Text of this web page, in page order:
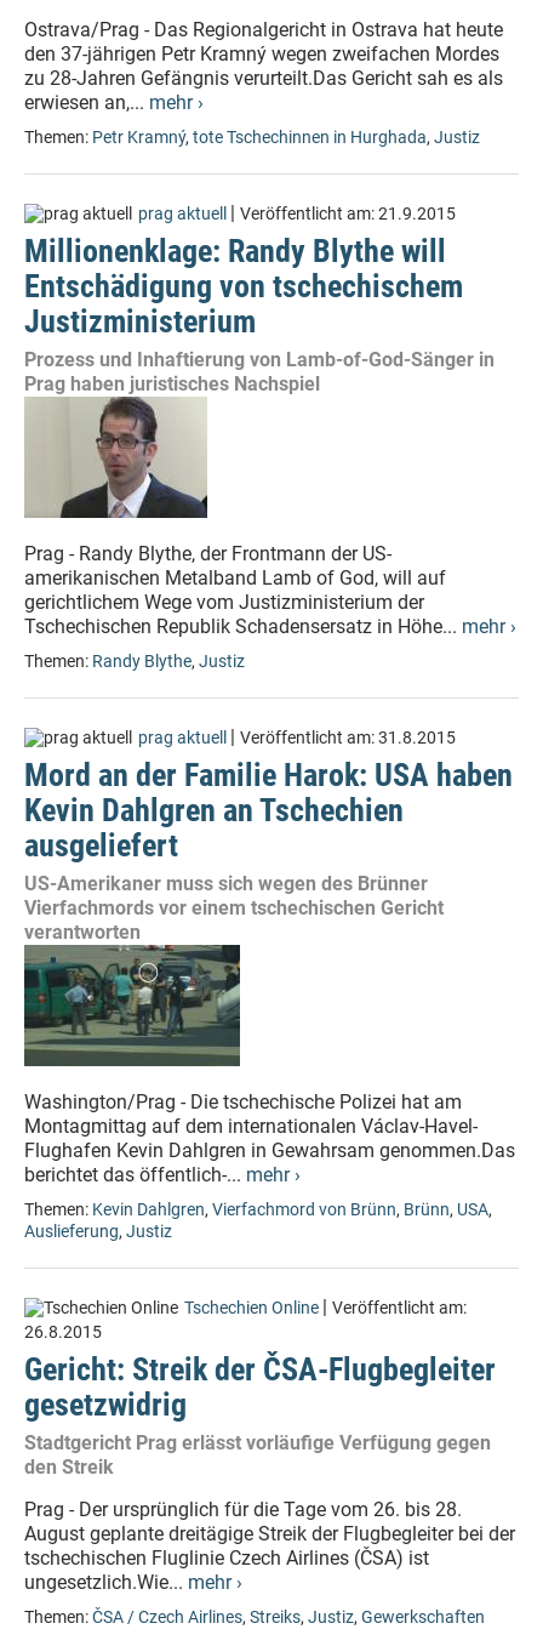
Ostrava/Prag - Das Regionalgericht in Ostrava hat heute
den 37-jährigen Petr Kramný wegen zweifachen Mordes
zu 28-Jahren Gefängnis verurteilt.Das Gericht sah es als
erwiesen an,... mehr ›
Themen: Petr Kramný, tote Tschechinnen in Hurghada, Justiz
prag aktuell | Veröffentlicht am:21.9.2015
Millionenklage: Randy Blythe will
Entschädigung von tschechischem
Justizministerium
Prozess und Inhaftierung von Lamb-of-God-Sänger in
Prag haben juristisches Nachspiel
Prag - Randy Blythe, der Frontmann der US-
amerikanischen Metalband Lamb of God, will auf
gerichtlichem Wege vom Justizministerium der
Tschechischen Republik Schadensersatz in Höhe... mehr ›
Themen: Randy Blythe, Justiz
prag aktuell | Veröffentlicht am:31.8.2015
Mord an der Familie Harok: USA haben
Kevin Dahlgren an Tschechien
ausgeliefert
US-Amerikaner muss sich wegen des Brünner
Vierfachmords vor einem tschechischen Gericht
verantworten
Washington/Prag - Die tschechische Polizei hat am
Montagmittag auf dem internationalen Václav-Havel-
Flughafen Kevin Dahlgren in Gewahrsam genommen.Das
berichtet das öffentlich-... mehr ›
Themen: Kevin Dahlgren, Vierfachmord von Brünn, Brünn, USA,
Auslieferung, Justiz
Tschechien Online | Veröffentlicht am:
26.8.2015
Gericht: Streik der ČSA-Flugbegleiter
gesetzwidrig
Stadtgericht Prag erlässt vorläufige Verfügung gegen
den Streik
Prag - Der ursprünglich für die Tage vom 26. bis 28.
August geplante dreitägige Streik der Flugbegleiter bei der
tschechischen Fluglinie Czech Airlines (ČSA) ist
ungesetzlich.Wie... mehr ›
Themen:ČSA / Czech Airlines, Streiks, Justiz, Gewerkschaften